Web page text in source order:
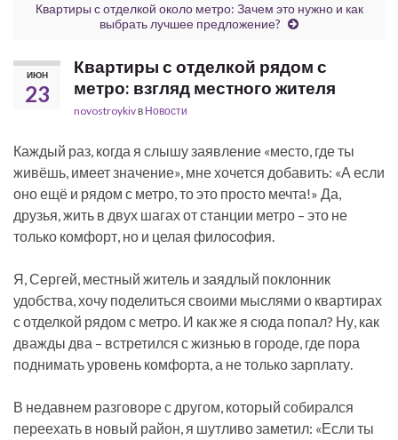
Квартиры с отделкой около метро: Зачем это нужно и как
выбрать лучшее предложение?
ИЮН
23
Квартиры с отделкой рядом с
метро: взгляд местного жителя
novostroykivв Новости
Каждый раз, когда я слышу заявление «место, где ты
живёшь, имеет значение», мне хочется добавить: «А если
оно ещё и рядом с метро, то это просто мечта!» Да,
друзья, жить в двух шагах от станции метро – это не
только комфорт, но и целая философия.
Я, Сергей, местный житель и заядлый поклонник
удобства, хочу поделиться своими мыслями о квартирах
с отделкой рядом с метро. И как же я сюда попал? Ну, как
дважды два – встретился с жизнью в городе, где пора
поднимать уровень комфорта, а не только зарплату.
В недавнем разговоре с другом, который собирался
переехать в новый район, я шутливо заметил: «Если ты